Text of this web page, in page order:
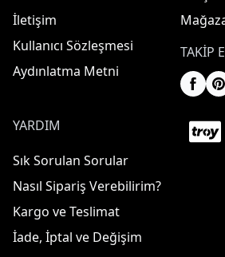
İletişim
Kullanıcı Sözleşmesi
Aydınlatma Metni
TAKIP
YARDIM
Sık Sorulan Sorular
Nasıl Sipariş Verebilirim?
Kargo ve Teslimat
İade, İptal ve Değişim